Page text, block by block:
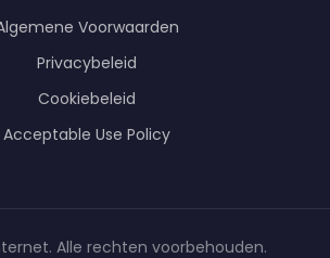
Voorwaarden
Privacybeleid
Cookiebeleid
Acceptable Use Policy
Alle rechten voorbehouden.